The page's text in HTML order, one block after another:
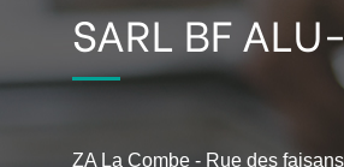
SARL BF
ZA La Combe - Rue des faisans